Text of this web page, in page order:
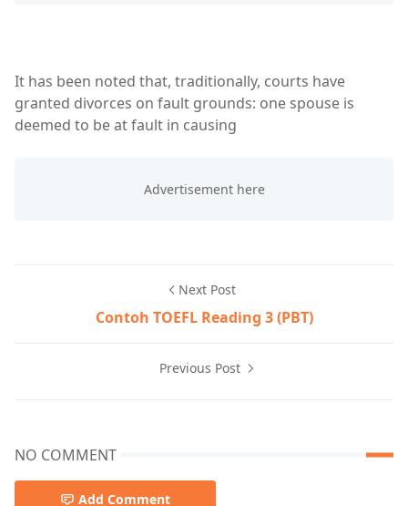
It has been noted that, traditionally, courts have
granted divorces on fault grounds: one spouse is
deemed to be at fault in causing
Next Post
Contoh TOEFL Reading 3 (PBT)
Previous Post
NO COMMENT
Add Comment